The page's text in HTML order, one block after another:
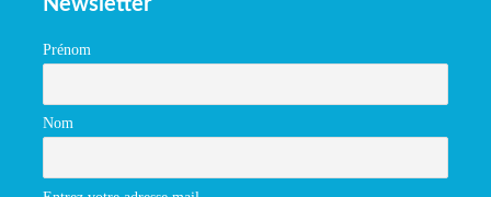
Newsletter
Prénom
Nom